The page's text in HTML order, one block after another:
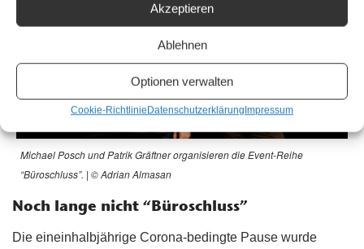
Akzeptieren
Ablehnen
Optionen verwalten
Cookie-RichtlinieDatenschutzerklärungImpressum
Michael Posch und Patrik Gräftner organisieren die Event-Reihe
“Büroschluss”. | © Adrian Almasan
Noch lange nicht “Büroschluss”
Die eineinhalbjährige Corona-bedingte Pause wurde